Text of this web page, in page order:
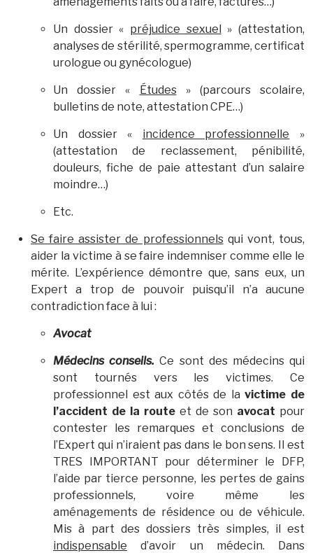
Un dossier « préjudice sexuel
» (attestation,
analyses de stérilité, spermogramme, certificat
urologue ou gynécologue)
Un dossier « Études» (parcours scolaire,
bulletins de note, attestation CPE…)
Un dossier « incidence professionnelle »
(attestation de reclassement, pénibilité,
douleurs, fiche de paie attestant d’un salaire
moindre…)
Etc.
Se faire assister de professionnelsqui vont, tous,
aider la victime à se faire indemniser comme elle le
mérite. L’expérience démontre que, sans eux, un
Expert a trop de pouvoir puisqu’il n’a aucune
contradiction face à lui :
Avocat
Médecins conseils. Ce sont des médecins qui
sont tournés vers les victimes. Ce
professionnel est aux côtés de lavictime de
l’accident de la route et de son avocat pour
contester les remarques et conclusions de
l’Expert qui n’iraient pas dans le bon sens. Il est
TRES IMPORTANT pour déterminer le DFP,
l’aide par tierce personne, les pertes de gains
professionnels, voire même les
aménagements de résidence ou de véhicule.
Mis à part des dossiers très simples, il est
indispensable d’avoir un médecin. Dans